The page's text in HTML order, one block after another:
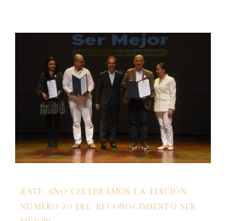
¡Este año celebramos la edición
número 20 del Reconocimiento Ser